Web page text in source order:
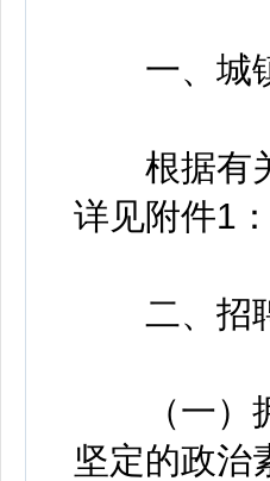
一、城镇
根据有关
详见附件1
二、招
（一）拥
坚定的政治